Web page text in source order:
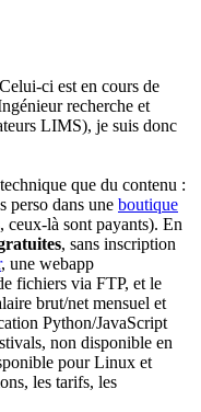
ci est en cours de
recherche et
LIMS), je suis donc
que du contenu :
perso dans une boutique
ceux-là sont payants). En
, sans inscription
, une webapp
fichiers via FTP, et le
brut/net mensuel et
Python/JavaScript
non disponible en
pour Linux et
les tarifs, les